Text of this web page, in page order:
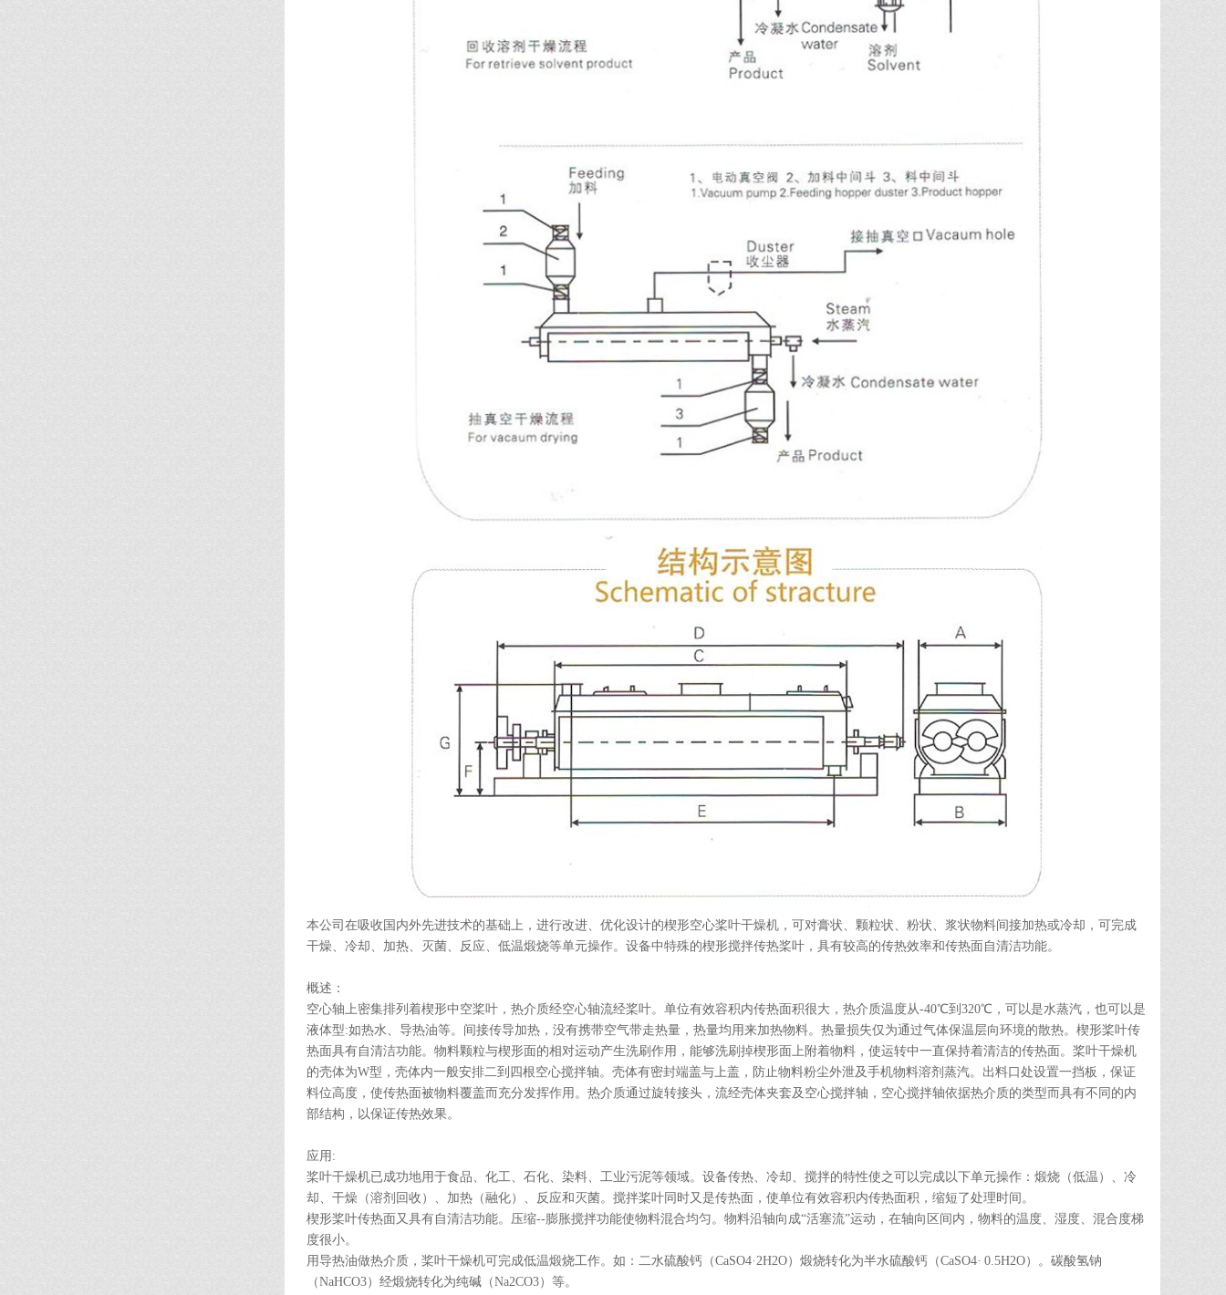
本公司在吸收国内外先进技术的基础上，进行改进、优化设计的楔形空心桨叶干燥机，可对膏状、颗粒状、粉状、浆状物料间接加热或冷却，可完成
干燥、冷却、加热、灭菌、反应、低温煅烧等单元操作。设备中特殊的楔形搅拌传热桨叶，具有较高的传热效率和传热面自清洁功能。
概述：
空心轴上密集排列着楔形中空桨叶，热介质经空心轴流经桨叶。单位有效容积内传热面积很大，热介质温度从-40℃到320℃，可以是水蒸汽，也可以是
液体型:如热水、导热油等。间接传导加热，没有携带空气带走热量，热量均用来加热物料。热量损失仅为通过气体保温层向环境的散热。楔形桨叶传
热面具有自清洁功能。物料颗粒与楔形面的相对运动产生洗刷作用，能够洗刷掉楔形面上附着物料，使运转中一直保持着清洁的传热面。桨叶干燥机
的壳体为W型，壳体内一般安排二到四根空心搅拌轴。壳体有密封端盖与上盖，防止物料粉尘外泄及手机物料溶剂蒸汽。出料口处设置一挡板，保证
料位高度，使传热面被物料覆盖而充分发挥作用。热介质通过旋转接头，流经壳体夹套及空心搅拌轴，空心搅拌轴依据热介质的类型而具有不同的内
部结构，以保证传热效果。
应用:
桨叶干燥机已成功地用于食品、化工、石化、染料、工业污泥等领域。设备传热、冷却、搅拌的特性使之可以完成以下单元操作：煅烧（低温）、冷
却、干燥（溶剂回收）、加热（融化）、反应和灭菌。搅拌桨叶同时又是传热面，使单位有效容积内传热面积，缩短了处理时间。
楔形桨叶传热面又具有自清洁功能。压缩--膨胀搅拌功能使物料混合均匀。物料沿轴向成“活塞流”运动，在轴向区间内，物料的温度、湿度、混合度梯
度很小。
用导热油做热介质，桨叶干燥机可完成低温煅烧工作。如：二水硫酸钙（CaSO4·2H2O）煅烧转化为半水硫酸钙（CaSO4· 0.5H2O）。碳酸氢钠
（NaHCO3）经煅烧转化为纯碱（Na2CO3）等。